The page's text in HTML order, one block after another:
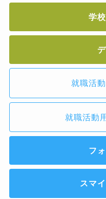
学
就職活
就職活動
フ
スマ